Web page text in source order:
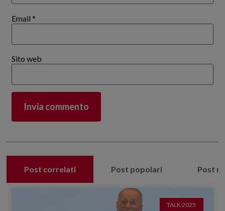
Email *
Sito web
Post correlati Post popolari Post
TALK 2025